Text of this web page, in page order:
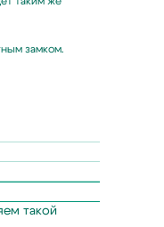
замком.
такой